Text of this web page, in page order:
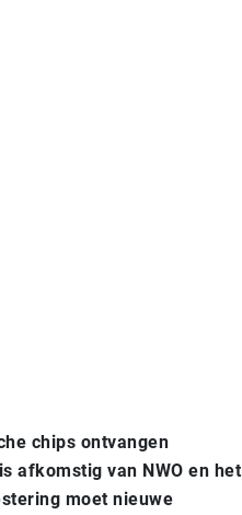
chips ontvangen
afkomstig van NWO en het
moet nieuwe